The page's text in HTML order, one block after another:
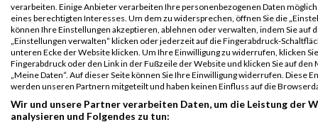
Karlsruhe
Teamwertung
mixed
GmbH
Legende:
GPos = Geschlechter Position, KPos = Kategorie Position, TPos =
Team Position, DNS = Did not start, DNF = Did not finish, DQ =
Disqualifiziert
verarbeiten. Einige Anbieter verarbeiten Ihre personenbezogenen Daten
eines berechtigten Interesses. Um dem zu widersprechen, öffnen Sie die
können Ihre Einstellungen akzeptieren, ablehnen oder verwalten, indem Sie auf
„Einstellungen verwalten“ klicken oder jederzeit auf die Fingerabdruck-
unteren Ecke der Website klicken. Um Ihre Einwilligung zu widerrufen, klicken
Fingerabdruck oder den Link in der Fußzeile der Website und klicken Sie auf den
„Meine Daten“. Auf dieser Seite können Sie Ihre Einwilligung widerrufen. Diese
werden unseren Partnern mitgeteilt und haben keinen Einfluss auf die
Wir und unsere Partner verarbeiten Daten, um die Leistung der
analysieren und Folgendes zu tun: